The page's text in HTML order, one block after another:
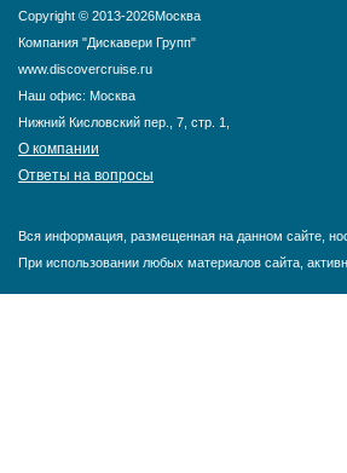
Copyright © 2013-2026Москва
Компания "Дискавери Групп"
www.discovercruise.ru
Наш офис: Москва
Нижний Кисловский пер., 7, стр. 1,
О компании
Ответы на вопросы
Вся информация, размещенная на данном сайте,
При использовании любых материалов сайта,